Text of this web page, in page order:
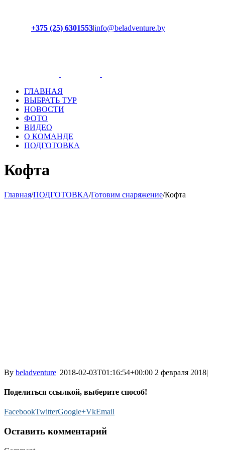
+375 (25) 6301553|info@beladventure.by
ГЛАВНАЯ
ВЫБРАТЬ ТУР
НОВОСТИ
ФОТО
ВИДЕО
О КОМАНДЕ
ПОДГОТОВКА
Кофта
Главная/ПОДГОТОВКА/Готовим снаряжение/Кофта
By beladventure| 2018-02-03T01:16:54+00:00 2 февраля 2018|
Поделиться ссылкой, выберите способ!
FacebookTwitterGoogle+VkEmail
Оставить комментарий